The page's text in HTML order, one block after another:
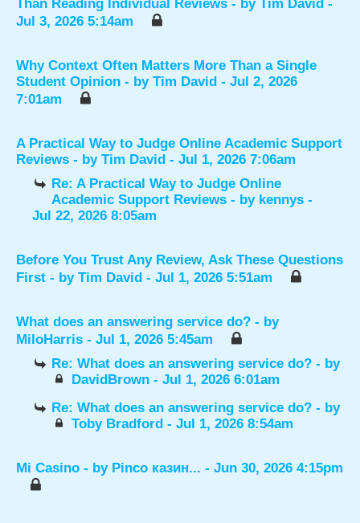
Than Reading Individual Reviews - by Tim David -
Jul 3, 2026 5:14am
Why Context Often Matters More Than a Single
Student Opinion - by Tim David - Jul 2, 2026
7:01am
A Practical Way to Judge Online Academic Support
Reviews - by Tim David - Jul 1, 2026 7:06am
Re: A Practical Way to Judge Online
Academic Support Reviews - by kennys -
Jul 22, 2026 8:05am
Before You Trust Any Review, Ask These Questions
First - by Tim David - Jul 1, 2026 5:51am
What does an answering service do? - by
MiloHarris - Jul 1, 2026 5:45am
Re: What does an answering service do? - by
DavidBrown- Jul 1, 2026 6:01am
Re: What does an answering service do? - by
Toby Bradford- Jul 1, 2026 8:54am
Mi Casino - by Pinco казин... - Jun 30, 2026 4:15pm